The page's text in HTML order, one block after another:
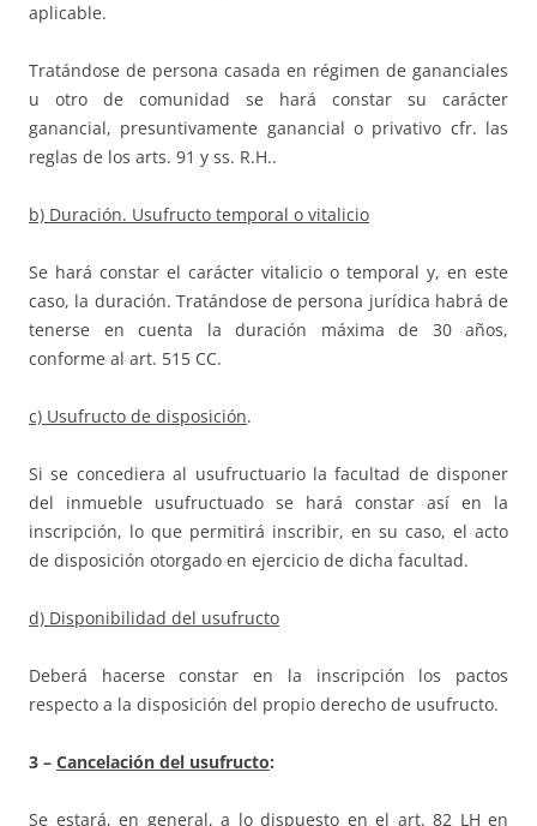
aplicable.
Tratándose de persona casada en régimen de gananciales
u otro de comunidad se hará constar su carácter
ganancial, presuntivamente ganancial o privativo cfr. las
reglas de los arts. 91 y ss. R.H..
b) Duración. Usufructo temporal o vitalicio
Se hará constar el carácter vitalicio o temporal y, en este
caso, la duración. Tratándose de persona jurídica habrá de
tenerse en cuenta la duración máxima de 30 años,
conforme al art. 515 CC.
c) Usufructo de disposición.
Si se concediera al usufructuario la facultad de disponer
del inmueble usufructuado se hará constar así en la
inscripción, lo que permitirá inscribir, en su caso, el acto
de disposición otorgado en ejercicio de dicha facultad.
d) Disponibilidad del usufructo
Deberá hacerse constar en la inscripción los pactos
respecto a la disposición del propio derecho de usufructo.
3 – Cancelación del usufructo:
Se estará, en general, a lo dispuesto en el art. 82 LH en